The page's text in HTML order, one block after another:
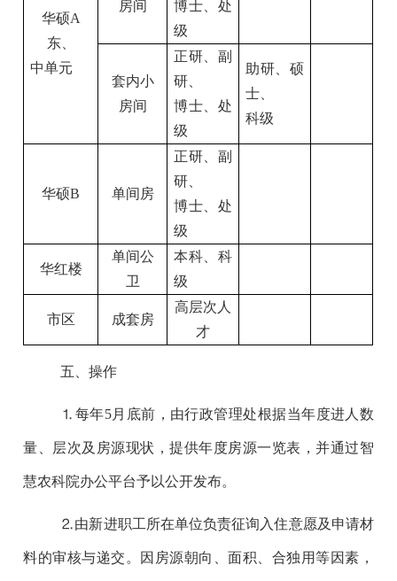
华硕A
东、
中单元
房间
博士、处
级
套内小
房间
正研、副
研、
博士、处
级
助研、硕
士、
科级
华硕B 单间房
正研、副
研、
博士、处
级
华红楼
单间公
卫
本科、科
级
市区 成套房
高层次人
才
五、操作
⒈每年5月底前，由行政管理处根据当年度进人数
量、层次及房源现状，提供年度房源一览表，并通过智
慧农科院办公平台予以公开发布。
⒉由新进职工所在单位负责征询入住意愿及申请材
料的审核与递交。因房源朝向、面积、合独用等因素，